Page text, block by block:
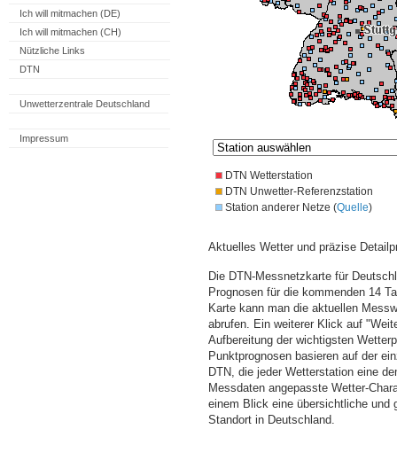
Ich will mitmachen (DE)
Ich will mitmachen (CH)
Nützliche Links
DTN
Unwetterzentrale Deutschland
Impressum
DTN Wetterstation
DTN Unwetter-Referenzstation
Station anderer Netze (Quelle)
Aktuelles Wetter und präzise
Die DTN-Messnetzkarte für
Prognosen für die kommenden 14
Karte kann man die aktuellen
abrufen. Ein weiterer Klick auf
Aufbereitung der wichtigsten
Punktprognosen basieren auf der
DTN, die jeder Wetterstation eine
Messdaten angepasste Wetter-
einem Blick eine übersichtliche und
Standort in Deutschland.